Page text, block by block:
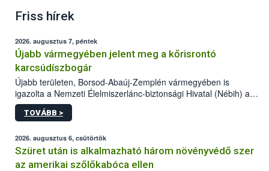
Friss hírek
2026. augusztus 7, péntek
Újabb vármegyében jelent meg a kőrisrontó
karcsúdíszbogár
Újabb területen, Borsod-Abaúj-Zemplén vármegyében is
igazolta a Nemzeti Élelmiszerlánc-biztonsági Hivatal (Nébih) a
kőrisrontó karcsúdíszbogár (Agrilus planipennis) jelenlétét. A
kártevőt nem csak színcsapdában találták meg, de már fertőzött
az intenzív felderítést, emellett az intézkedéseket a szlovák
hatósággal is összehangolják a terjedés megállítása érdekében.
TOVÁBB >
2026. augusztus 6, csütörtök
Szüret után is alkalmazható három növényvédő szer
az amerikai szőlőkabóca ellen